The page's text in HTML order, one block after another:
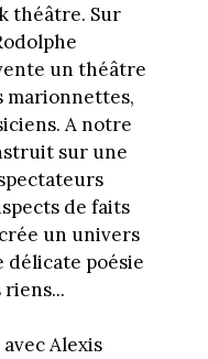
théâtre. Sur
un théâtre
marionnettes,
A notre
sur une
de faits
un univers
poésie
Alexis